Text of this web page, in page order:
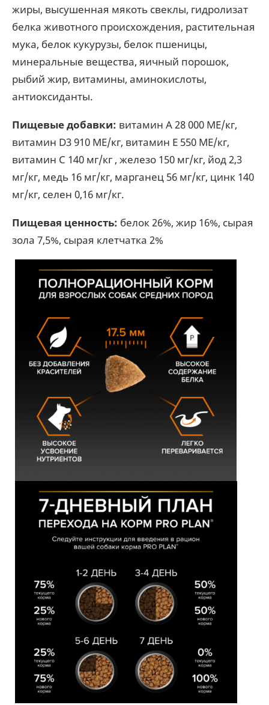
жиры, высушенная мякоть свеклы, гидролизат
белка животного происхождения, растительная
мука, белок кукурузы, белок пшеницы,
минеральные вещества, яичный порошок,
рыбий жир, витамины, аминокислоты,
антиоксиданты.
Пищевые добавки: витамин А 28 000 ME/кг,
витамин D3 910 ME/кг, витамин Е 550 ME/кг,
витамин С 140 мг/кг , железо 150 мг/кг, йод 2,3
мг/кг, медь 16 мг/кг, марганец 56 мг/кг, цинк 140
мг/кг, селен 0,16 мг/кг.
Пищевая ценность: белок 26%, жир 16%, сырая
зола 7,5%, сырая клетчатка 2%